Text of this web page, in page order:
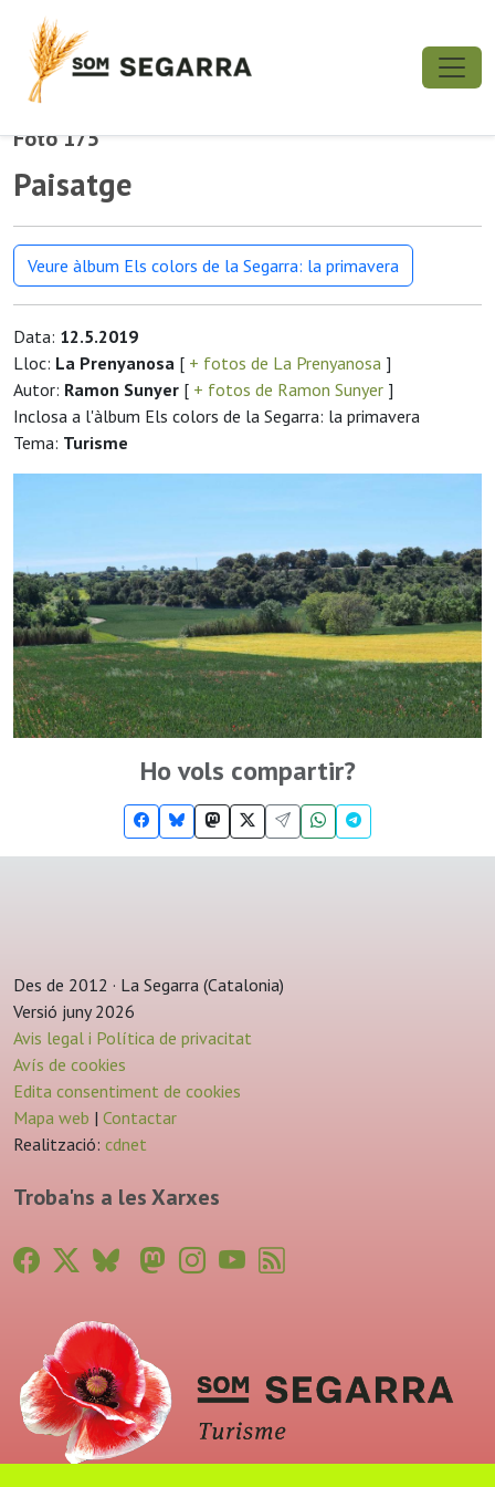
Foto 175
Paisatge
Veure àlbum Els colors de la Segarra: la primavera
Data: 12.5.2019
Lloc: La Prenyanosa [ + fotos de La Prenyanosa ]
Autor: Ramon Sunyer [ + fotos de Ramon Sunyer ]
Inclosa a l'àlbum Els colors de la Segarra: la primavera
Tema: Turisme
Ho vols compartir?
Des de 2012 · La Segarra (Catalonia)
Versió juny 2026
Avis legal i Política de privacitat
Avís de cookies
Edita consentiment de cookies
Mapa web | Contactar
Realització: cdnet
Troba'ns a les Xarxes